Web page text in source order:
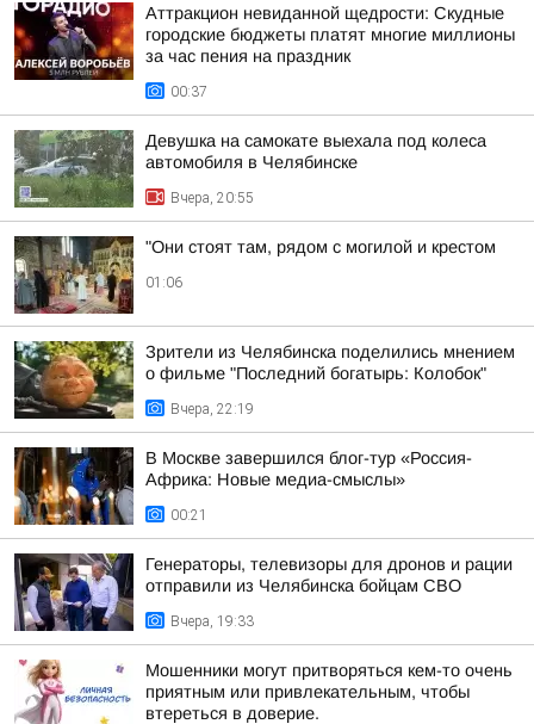
Аттракцион невиданной щедрости: Скудные
городские бюджеты платят многие миллионы
за час пения на праздник
00:37
Девушка на самокате выехала под колеса
автомобиля в Челябинске
Вчера, 20:55
"Они стоят там, рядом с могилой и крестом
01:06
Зрители из Челябинска поделились мнением
о фильме "Последний богатырь: Колобок"
Вчера, 22:19
В Москве завершился блог-тур «Россия-
Африка: Новые медиа-смыслы»
00:21
Генераторы, телевизоры для дронов и рации
отправили из Челябинска бойцам СВО
Вчера, 19:33
Мошенники могут притворяться кем-то очень
приятным или привлекательным, чтобы
втереться в доверие.